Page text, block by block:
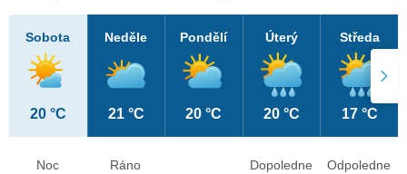
Sobota
20 °C
Neděle
21 °C
Pondělí
20 °C
Úterý
20 °C
Středa
17 °C
Noc
Ráno
Dopoledne
Odpoledne